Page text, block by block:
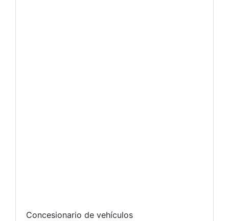
Concesionario de vehículos